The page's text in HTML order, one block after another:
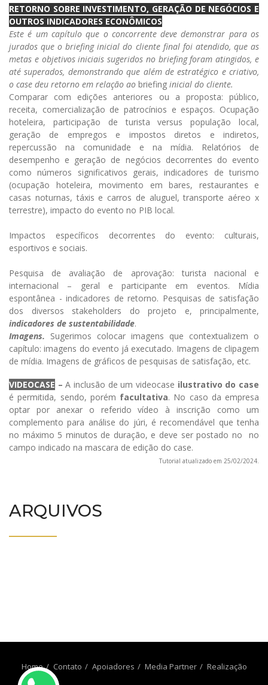
RETORNO SOBRE INVESTIMENTO, GERAÇÃO DE NEGÓCIOS E
OUTROS INDICADORES ECONÔMICOS
Este é um capítulo que o concorrente deve demonstrar para os
jurados que o briefing inicial do cliente final foi atendido, que as
metas e objetivos iniciais sugeridos no briefing foram atingidos, e
até superados, demonstrando que além de estratégico e criativo,
o case deu retorno em relação ao briefing inicial do cliente.
Comparar com edições anteriores ou a proposta: público,
receita, comercialização de patrocínios e espaços. Ocupação
hoteleira, participação de turista versus população local,
geração de empregos e impostos diretos e indiretos,
repercussão na comunidade e na mídia. Relatórios de
desempenho e geração de negócios decorrentes do evento
como números significativos gerais, indicadores de turismo
(ocupação hoteleira, movimento em bares, restaurantes e
casas noturnas, táxis e carros de aluguel, transporte aéreo x
terrestre), impacto do evento no PIB local.
Impactos específicos decorrentes do evento: culturais,
esportivos e sociais.
Pesquisa de avaliação de aprovação: turista nacional e
internacional – geral e participante em eventos. Mídia
espontânea - indicadores de retorno. Pesquisas de satisfação
dos diversos stakeholders do projeto e, principalmente,
indicadores de sustentabilidade.
Imagens. Sugerimos colocar imagens que contextualizem o
capítulo: imagens do evento já executado. Imagens de clipagem
de mídia. Imagens de gráficos de pesquisas de satisfação, etc.
VIDEOCASE –A inclusão de um videocase ilustrativo do case
é permitida, sendo, porém facultativa. No caso da empresa
optar por anexar o referido vídeo à inscrição como um
complemento para análise do júri, é recomendável que tenha
no máximo 5 minutos de duração, e deve ser postado no no
campo indicado na mascara de edição do case.
Tutorial atualizado em 25/02/2024.
ARQUIVOS
Home Contato Apoiadores Media Partner Realização